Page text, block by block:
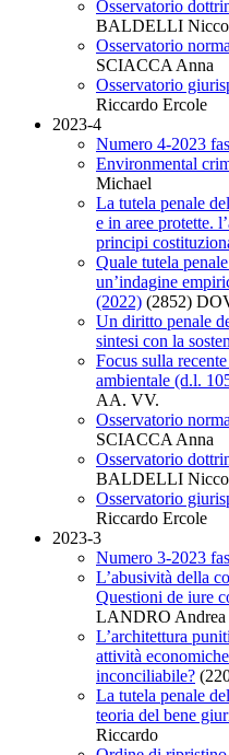
Osservatorio
BALDELLI
Osservatorio
SCIACCA Anna
Osservatorio
Riccardo Ercole
2023-4
Numero 4-2023
Environmental
Michael
La tutela penale
e in aree protette.
principi
Quale tutela
un’indagine
(2022) (2852)
Un diritto penale
sintesi con la
Focus sulla
ambientale (d.l.
AA. VV.
Osservatorio
SCIACCA Anna
Osservatorio
BALDELLI
Osservatorio
Riccardo Ercole
2023-3
Numero 3-2023
L’abusività della
Questioni de iure
LANDRO Andrea
L’architettura
attività
inconciliabile?
La tutela penale
teoria del bene
Riccardo